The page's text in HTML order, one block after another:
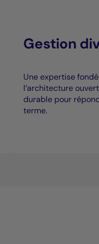
Gestion
Une expertise
l’architecture
durable pour
terme.